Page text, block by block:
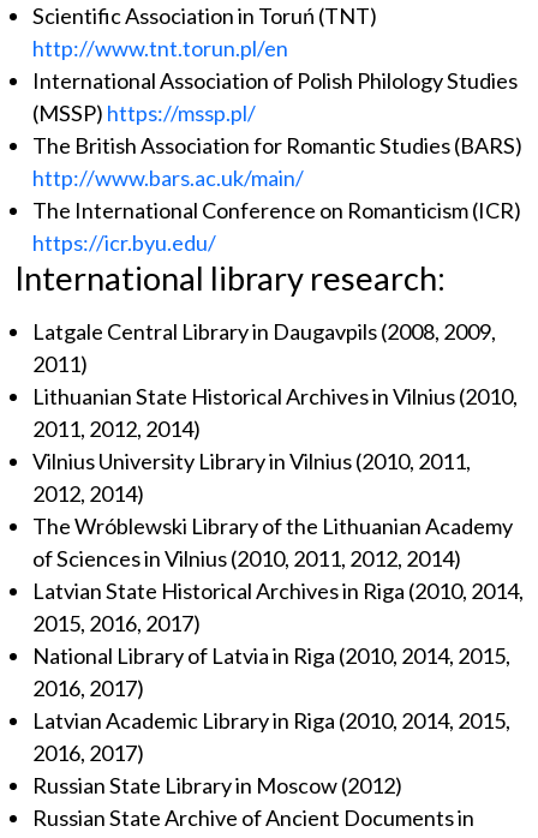
Scientific Association in Toruń (TNT)
http://www.tnt.torun.pl/en
International Association of Polish Philology Studies
(MSSP) https://mssp.pl/
The British Association for Romantic Studies (BARS)
http://www.bars.ac.uk/main/
The International Conference on Romanticism (ICR)
https://icr.byu.edu/
International library research:
Latgale Central Library in Daugavpils (2008, 2009,
2011)
Lithuanian State Historical Archives in Vilnius (2010,
2011, 2012, 2014)
Vilnius University Library in Vilnius (2010, 2011,
2012, 2014)
The Wróblewski Library of the Lithuanian Academy
of Sciences in Vilnius (2010, 2011, 2012, 2014)
Latvian State Historical Archives in Riga (2010, 2014,
2015, 2016, 2017)
National Library of Latvia in Riga (2010, 2014, 2015,
2016, 2017)
Latvian Academic Library in Riga (2010, 2014, 2015,
2016, 2017)
Russian State Library in Moscow (2012)
Russian State Archive of Ancient Documents in